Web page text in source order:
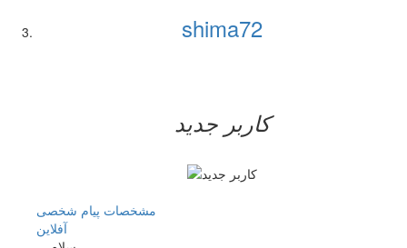
shima72
کاربر جدید
مشخصات پیام شخصی
آفلاين